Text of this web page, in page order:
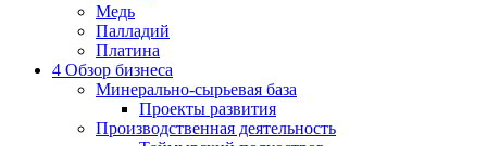
Медь
Палладий
Платина
4 Обзор бизнеса
Минерально-сырьевая база
Проекты развития
Производственная деятельность